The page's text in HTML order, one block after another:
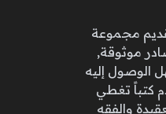
مجموعة
موثوقة,
الوصول إليه
كتباً تغطي
والفقه